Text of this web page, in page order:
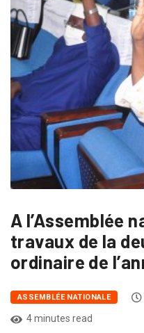
A l’Assemblée
travaux de la
ordinaire de
ASSEMBLÉE NATIONALE
4 minutes read